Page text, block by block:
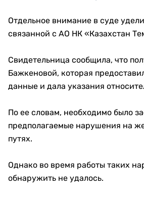
Отдельное внимание в суде
связанной с АО НК «Казахстан
Свидетельница сообщила, что
Бажкеновой, которая
данные и дала указания
По ее словам, необходимо было
предполагаемые нарушения на
путях.
Однако во время работы таких
обнаружить не удалось.